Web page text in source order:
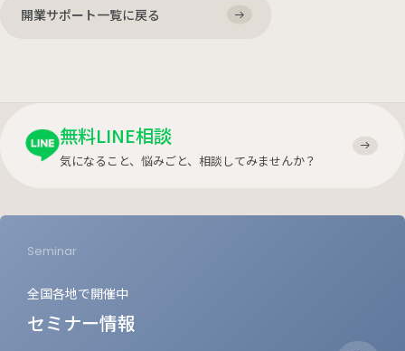
開業サポート一覧に戻る
無料LINE相談
気になること、悩みごと、相談してみませんか？
Seminar
全国各地で開催中
セミナー情報